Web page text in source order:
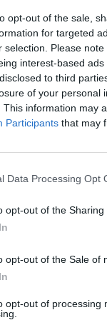
opt-out of the sale,
for targeted
selection. Please
interest-based
to third
of your personal
This information may
Participants that may
Data Processing Opt
opt-out of the Sharing
opt-out of the Sale of
opt-out of processing
esplicite alla
Russia.
Vladimir
alla proposta
è chiamato poi
riguardo
con le
auspica un
vuole una
vittoria
Xi
Putin
di tale
effetti